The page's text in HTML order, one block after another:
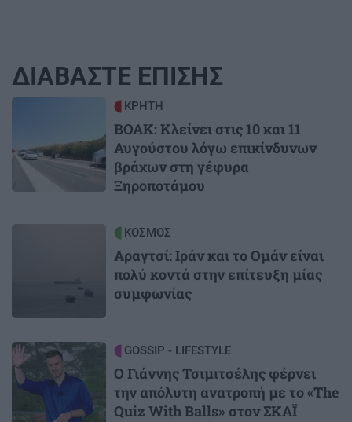
ΔΙΑΒΑΣΤΕ ΕΠΙΣΗΣ
ΚΡΗΤΗ
ΒΟΑΚ: Κλείνει στις 10 και 11
Αυγούστου λόγω επικίνδυνων
βράχων στη γέφυρα
Ξηροποτάμου
ΚΟΣΜΟΣ
Αραγτσί: Ιράν και το Ομάν είναι
πολύ κοντά στην επίτευξη μίας
συμφωνίας
Image GOSSIP - LIFESTYLE
Ο Γιάννης Τσιμιτσέλης φέρνει
την απόλυτη ανατροπή με το «The
Quiz With Balls» στον ΣΚΑΪ